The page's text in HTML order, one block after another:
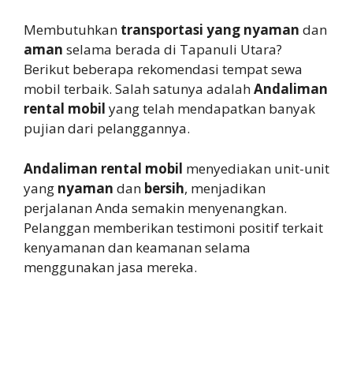
Membutuhkan transportasi yang nyaman dan
aman selama berada di Tapanuli Utara?
Berikut beberapa rekomendasi tempat sewa
mobil terbaik. Salah satunya adalahAndaliman
rental mobil yang telah mendapatkan banyak
pujian dari pelanggannya.
Andaliman rental mobil menyediakan unit-unit
yang nyaman dan bersih, menjadikan
perjalanan Anda semakin menyenangkan.
Pelanggan memberikan testimoni positif terkait
kenyamanan dan keamanan selama
menggunakan jasa mereka.